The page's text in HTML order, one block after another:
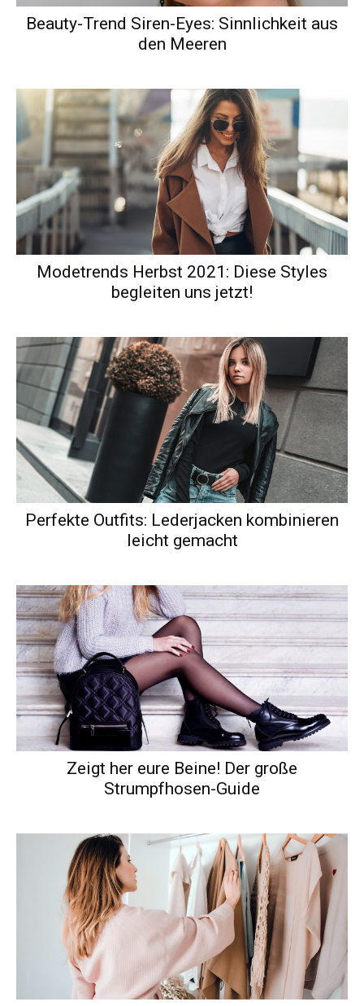
Beauty-Trend Siren-Eyes: Sinnlichkeit aus
den Meeren
Modetrends Herbst 2021: Diese Styles
begleiten uns jetzt!
Perfekte Outfits: Lederjacken kombinieren
leicht gemacht
Zeigt her eure Beine! Der große
Strumpfhosen-Guide